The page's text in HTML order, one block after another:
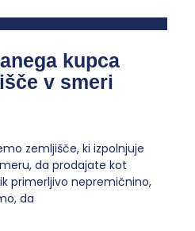
kupca
v smeri
zemljišče, ki izpolnjuje
da prodajate kot
primerljivo nepremičnino,
da